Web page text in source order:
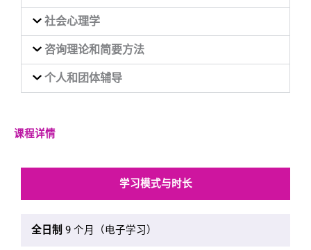
社会心理学
咨询理论和简要方法
个人和团体辅导
课程详情
学习模式与时长
全日制 9 个月（电子学习）